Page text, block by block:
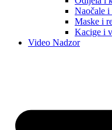
Naočale i
Maske i
Kacige i
Video Nadzor